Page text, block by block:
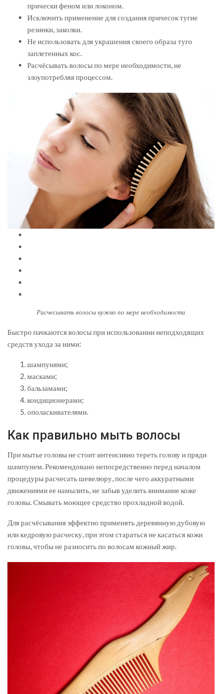
прически феном или локоном.
Исключить применение для создания причесок тугие
резинки, заколки.
Не использовать для украшения своего образа туго
заплетенных кос.
Расчёсывать волосы по мере необходимости, не
злоупотребляя процессом.
Расчесывать волосы нужно по мере необходимости
Быстро пачкаются волосы при использовании неподходящих
средств ухода за ними:
шампунями;
масками;
бальзамами;
кондиционерами;
ополаскивателями.
Как правильно мыть волосы
При мытье головы не стоит интенсивно тереть голову и пряди
шампунем. Рекомендовано непосредственно перед началом
процедуры расчесать шевелюру, после чего аккуратными
движениями ее намылить, не забыв уделить внимание коже
головы. Смывать моющее средство прохладной водой.
Для расчёсывания эффектно применять деревянную дубовую
или кедровую расческу, при этом стараться не касаться кожи
головы, чтобы не разносить по волосам кожный жир.